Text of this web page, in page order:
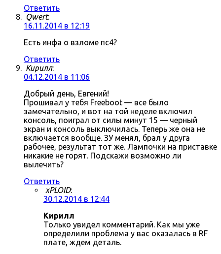
Ответить
Qwert:
16.11.2014 в 12:19
Есть инфа о взломе пс4?
Ответить
Кирилл:
04.12.2014 в 11:06
Добрый день, Евгений!
Прошивал у тебя Freeboot — все было
замечательно, и вот на той неделе включил
консоль, поиграл от силы минут 15 — черный
экран и консоль выключилась. Теперь же она не
включается вообще. ЗУ менял, брал у друга
рабочее, результат тот же. Лампочки на приставке
никакие не горят. Подскажи возможно ли
вылечить?
Ответить
xPLOID:
30.12.2014 в 12:44
Кирилл
Только увидел комментарий. Как мы уже
определили проблема у вас оказалась в RF
плате, ждем деталь.